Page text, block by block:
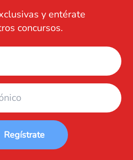
y entérate
concursos.
Regístrate